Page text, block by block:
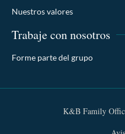
Nuestros valores
Trabaje con nosotros
Forme parte del grupo
K&B Family